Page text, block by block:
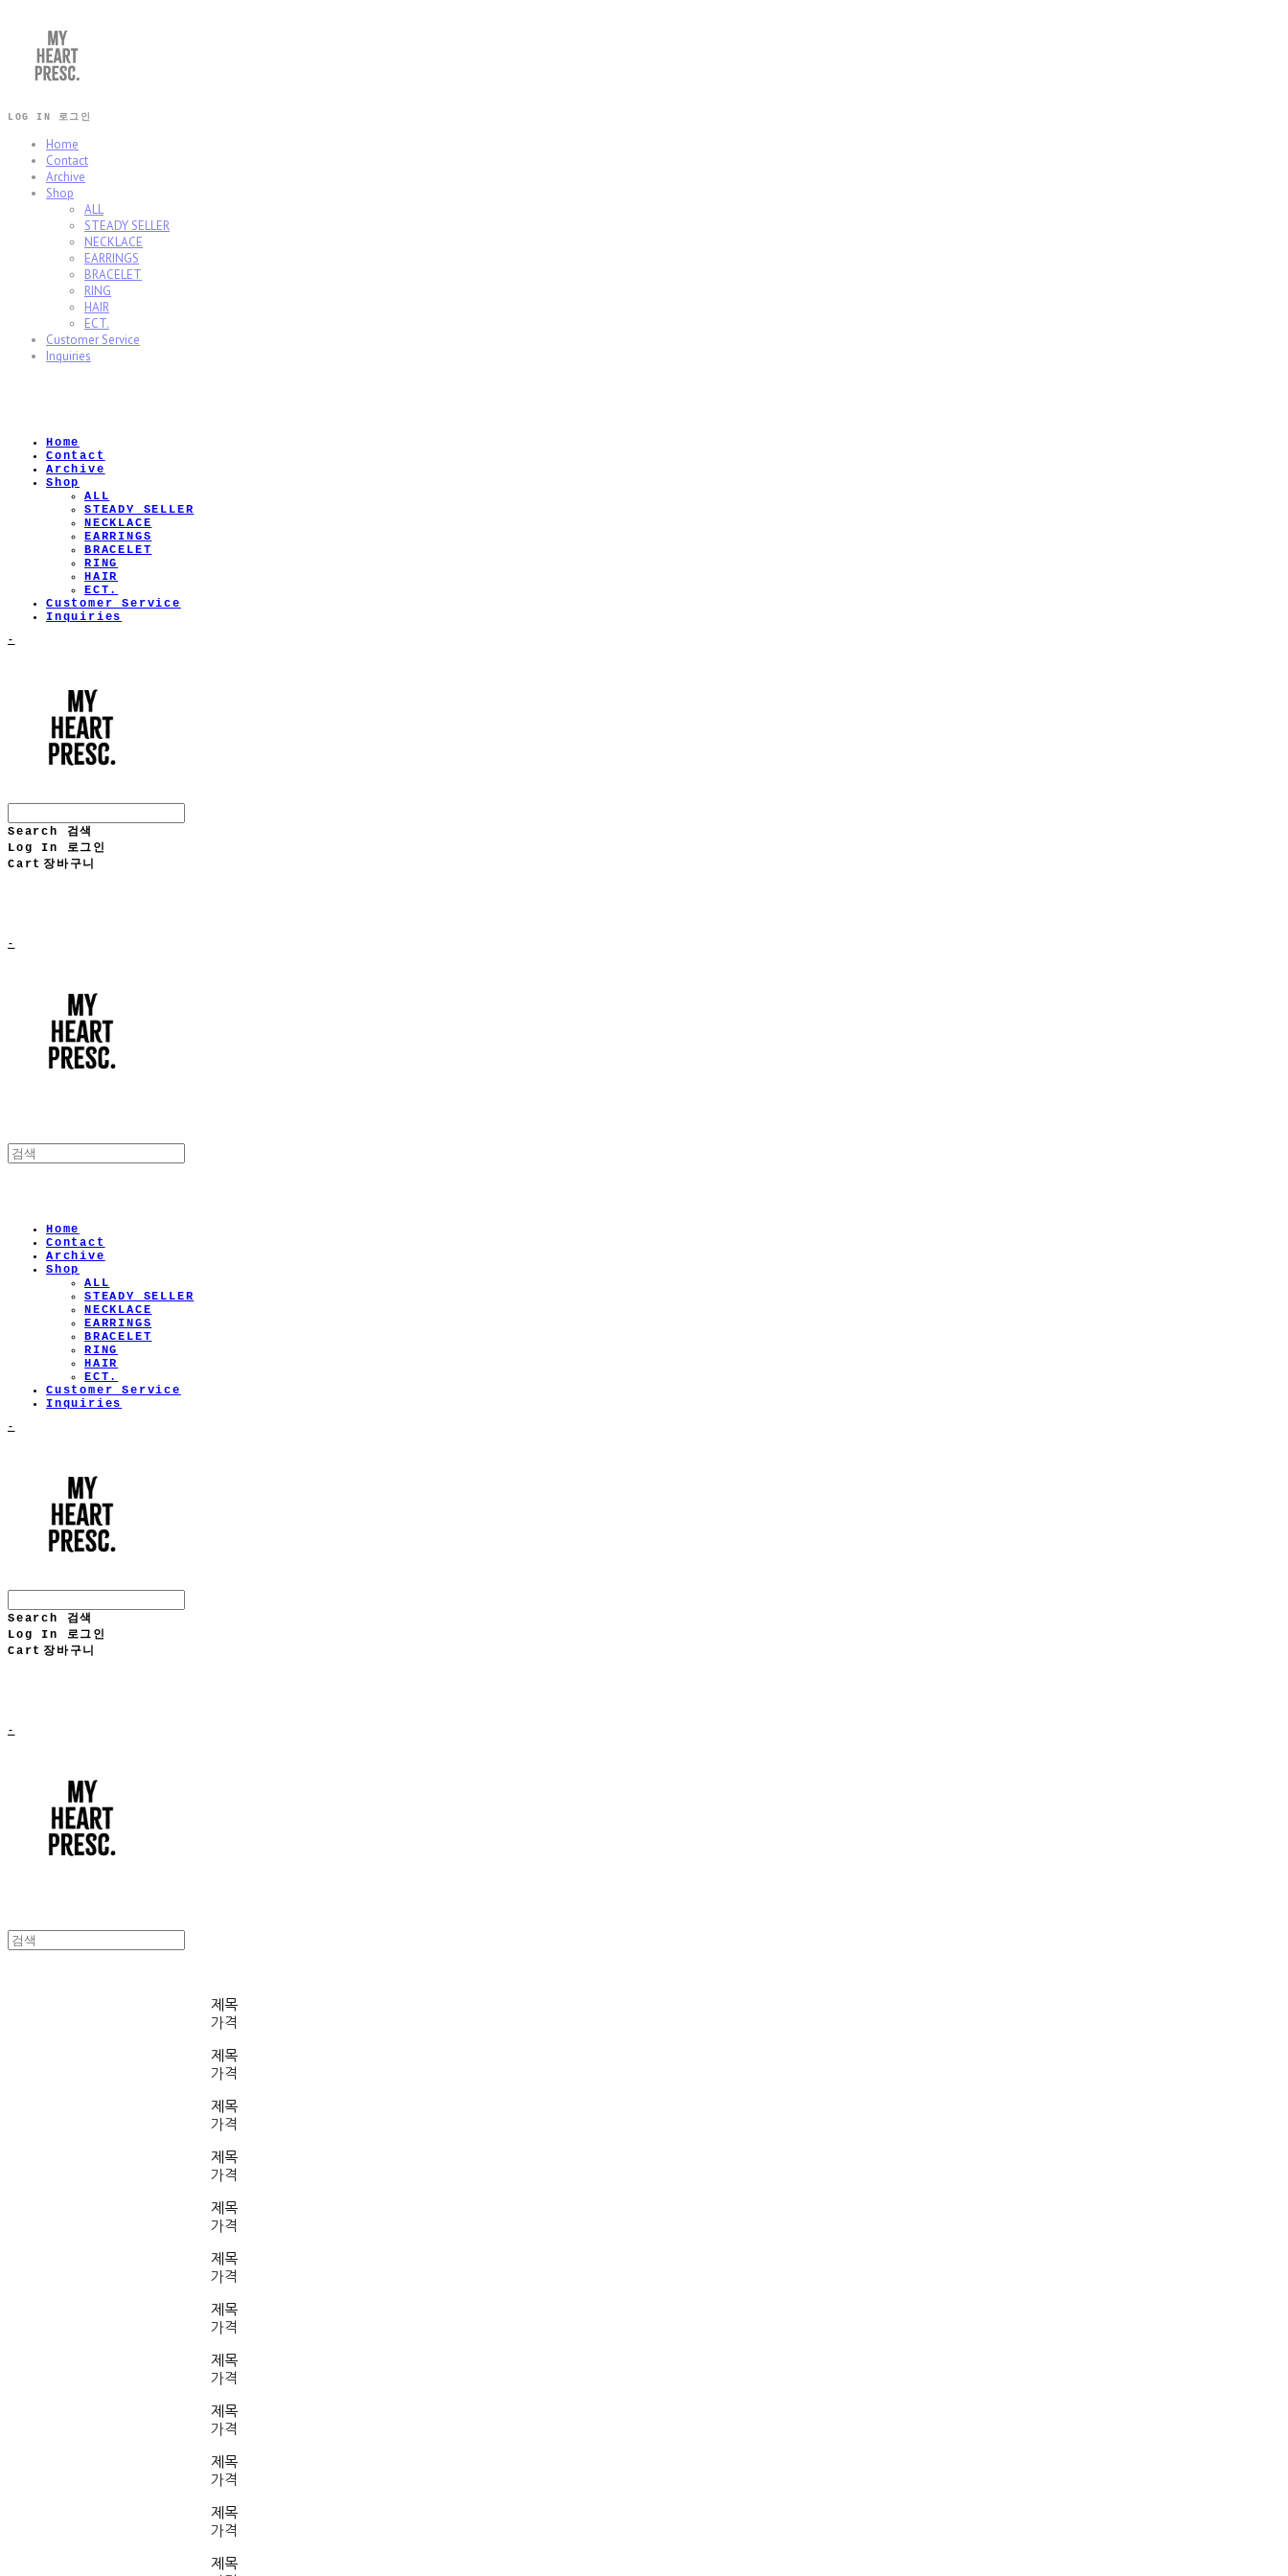
LOG IN 로그인
Home
Contact
Archive
Shop
ALL
STEADY SELLER
NECKLACE
EARRINGS
BRACELET
RING
HAIR
ECT.
Customer Service
Inquiries
Home
Contact
Archive
Shop
ALL
STEADY SELLER
NECKLACE
EARRINGS
BRACELET
RING
HAIR
ECT.
Customer Service
Inquiries
-
Search
검색
Log In
로그인
Cart 장바구니
-
Home
Contact
Archive
Shop
ALL
STEADY SELLER
NECKLACE
EARRINGS
BRACELET
RING
HAIR
ECT.
Customer Service
Inquiries
-
Search
검색
Log In
로그인
Cart 장바구니
-
제목
가격
제목
가격
제목
가격
제목
가격
제목
가격
제목
가격
제목
가격
제목
가격
제목
가격
제목
가격
제목
가격
제목